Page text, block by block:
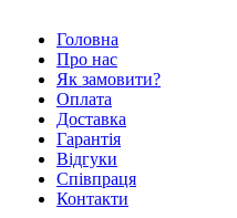
Головна
Про нас
Як замовити?
Оплата
Доставка
Гарантія
Відгуки
Співпраця
Контакти